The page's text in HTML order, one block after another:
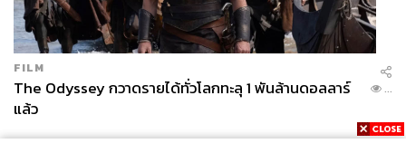
FILM
The Odyssey กวาดรายได้ทั่วโลกทะลุ 1 พันล้านดอลลาร์
แล้ว
...